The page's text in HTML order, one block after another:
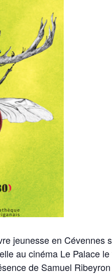
jeunesse en Cévennes
au cinéma Le Palace
de Samuel Ribeyron